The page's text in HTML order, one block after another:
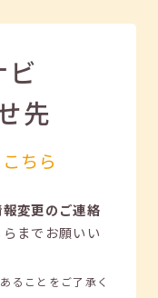
ビ
先
ちら
変更のご連絡
までお願いい
ることをご了承く